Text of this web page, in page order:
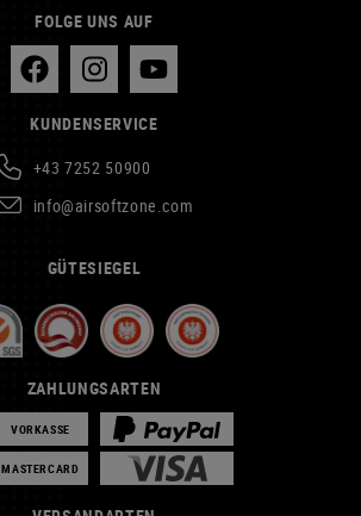
FOLGE UNS AUF
KUNDENSERVICE
+43 7252 50900
info@airsoftzone.com
GÜTESIEGEL
ZAHLUNGSARTEN
VORKASSE
MASTERCARD